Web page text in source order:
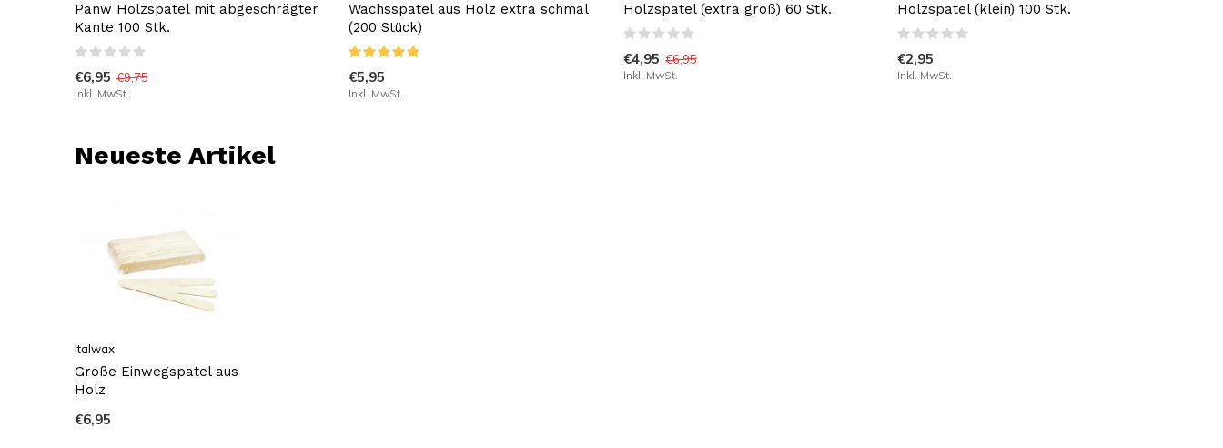
Panw Holzspatel mit abgeschrägter
Kante 100 Stk.
€6,95 €9,75
Inkl. MwSt.
Wachsspatel aus Holz extra schmal
(200 Stück)
€5,95
Inkl. MwSt.
Holzspatel (extra groß) 60 Stk.
€4,95 €6,95
Inkl. MwSt.
Holzspatel (klein) 100 Stk.
€2,95
Inkl. MwSt.
Neueste Artikel
Italwax
Große Einwegspatel aus
Holz
€6,95